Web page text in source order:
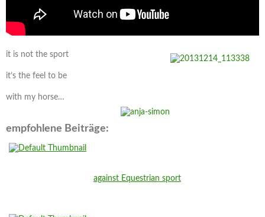
it is not the sport
it’s the feel to be
with my horse…
empfohlene Beiträge:
against Equestrian sport